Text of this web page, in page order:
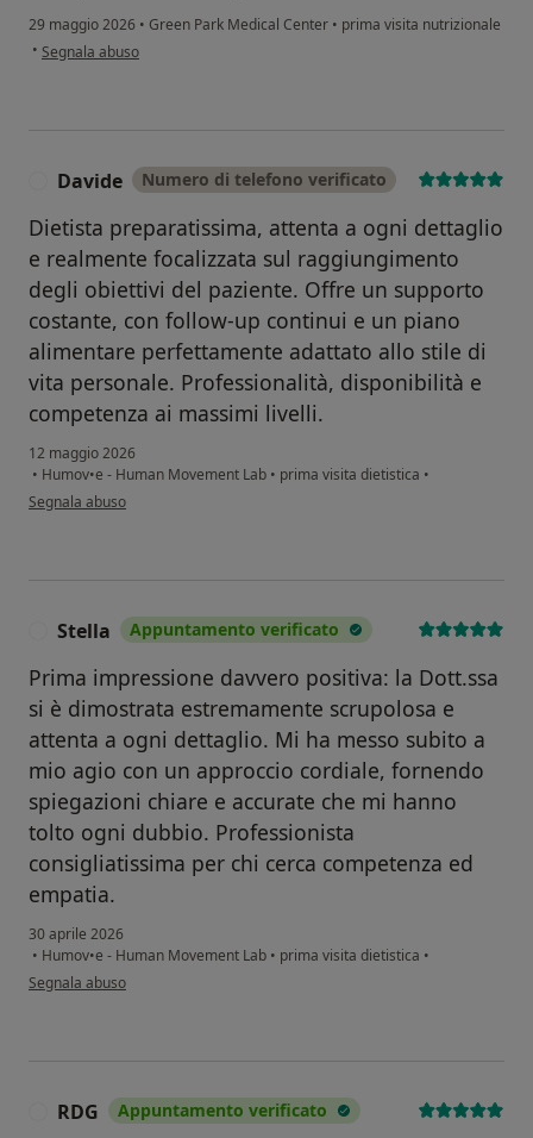
29 maggio 2026 • Green Park Medical Center • prima visita nutrizionale
• secondo l'opinione dell'utente M.C.
Segnala abuso
Davide Numero di telefono verificato
Dietista preparatissima, attenta a ogni dettaglio
e realmente focalizzata sul raggiungimento
degli obiettivi del paziente. Offre un supporto
costante, con follow-up continui e un piano
alimentare perfettamente adattato allo stile di
vita personale. Professionalità, disponibilità e
competenza ai massimi livelli.
12 maggio 2026
• Humov•e - Human Movement Lab • prima visita dietistica •
secondo l'opinione dell'utente Davide
Segnala abuso
Stella Appuntamento verificato
Prima impressione davvero positiva: la Dott.ssa
si è dimostrata estremamente scrupolosa e
attenta a ogni dettaglio. Mi ha messo subito a
mio agio con un approccio cordiale, fornendo
spiegazioni chiare e accurate che mi hanno
tolto ogni dubbio. Professionista
consigliatissima per chi cerca competenza ed
empatia.
30 aprile 2026
• Humov•e - Human Movement Lab • prima visita dietistica •
secondo l'opinione dell'utente Stella
Segnala abuso
RDG Appuntamento verificato